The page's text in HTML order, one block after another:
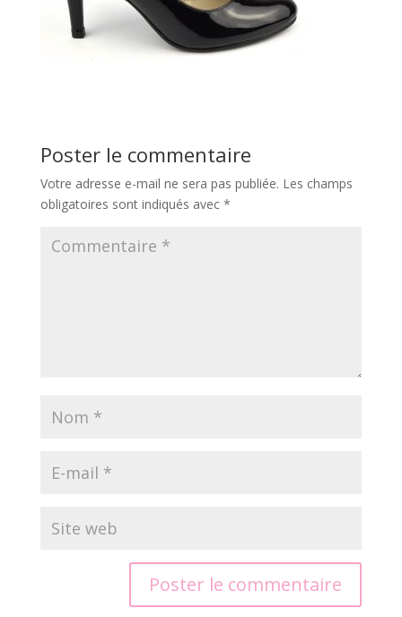
Poster le commentaire
Votre adresse e-mail ne sera pas publiée. Les champs
obligatoires sont indiqués avec *